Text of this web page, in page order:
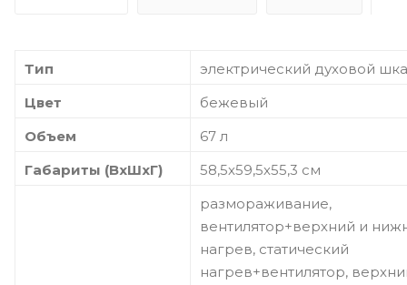
Тип
электрический духовой
Цвет
бежевый
Объем
67 л
Габариты (ВхШхГ)
58,5х59,5х55,3 см
размораживание,
вентилятор+верхний и
нагрев, статический
нагрев+вентилятор,